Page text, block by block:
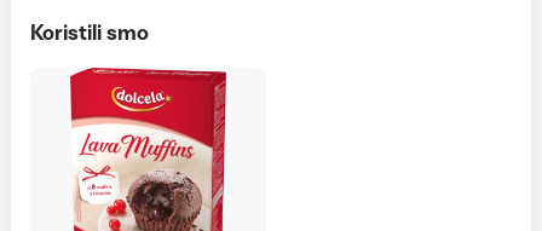
Koristili smo